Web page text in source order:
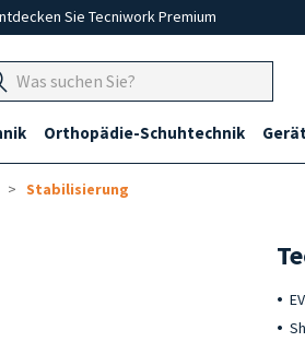
Sie Tecniwork Premium
Orthopädie-Schuhtechnik
Stabilisierung